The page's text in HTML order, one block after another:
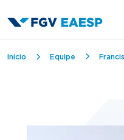
Trilha de
Início Equipe